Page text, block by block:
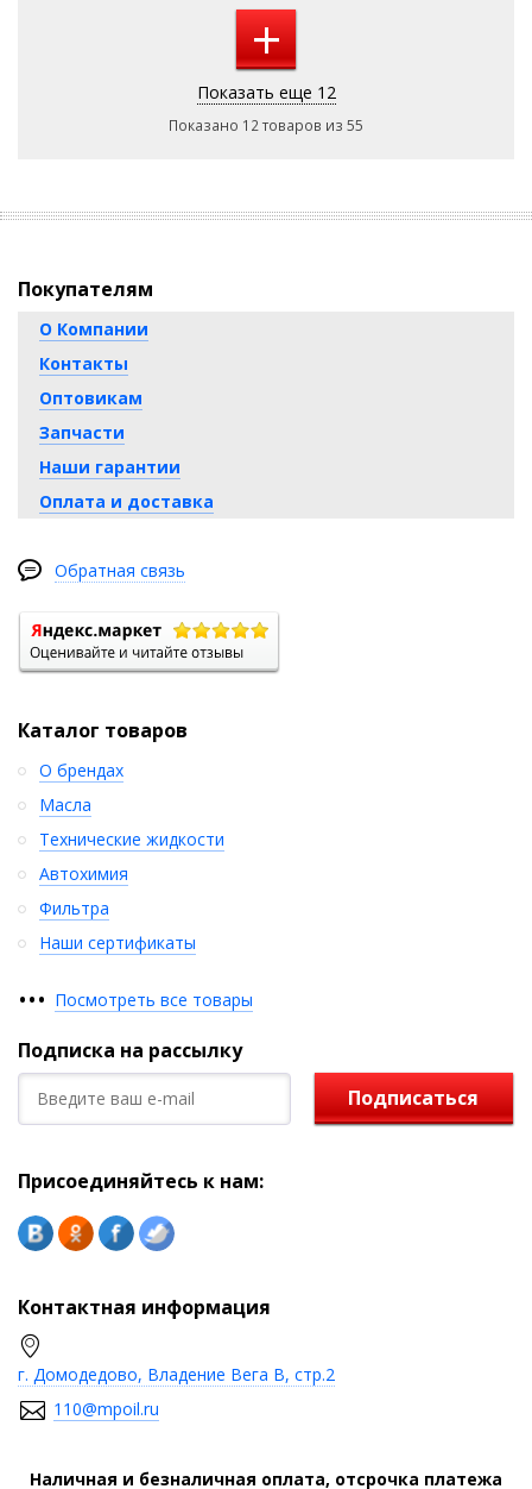
+
Показать еще 12
Показано 12 товаров из 55
Покупателям
О Компании
Контакты
Оптовикам
Запчасти
Наши гарантии
Оплата и доставка
Обратная связь
Каталог товаров
О брендах
Масла
Технические жидкости
Автохимия
Фильтра
Наши сертификаты
••• Посмотреть все товары
Подписка на рассылку
Подписаться
Присоединяйтесь к нам:
Контактная информация
г. Домодедово, Владение Вега В, стр.2
110@mpoil.ru
Наличная и безналичная оплата, отсрочка платежа